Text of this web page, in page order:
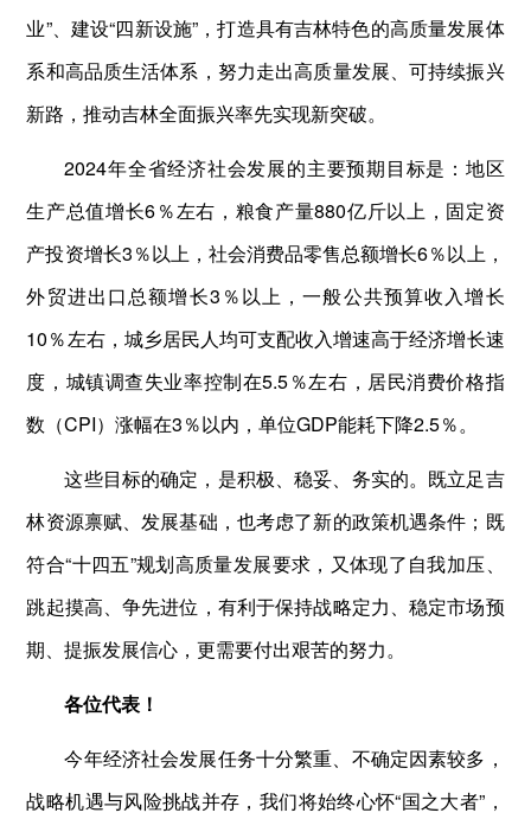
业”、建设“四新设施”，打造具有吉林特色的高质量发展体
系和高品质生活体系，努力走出高质量发展、可持续振兴
新路，推动吉林全面振兴率先实现新突破。
2024年全省经济社会发展的主要预期目标是：地区
生产总值增长6％左右，粮食产量880亿斤以上，固定资
产投资增长3％以上，社会消费品零售总额增长6％以上，
外贸进出口总额增长3％以上，一般公共预算收入增长
10％左右，城乡居民人均可支配收入增速高于经济增长速
度，城镇调查失业率控制在5.5％左右，居民消费价格指
数（CPI）涨幅在3％以内，单位GDP能耗下降2.5％。
这些目标的确定，是积极、稳妥、务实的。既立足吉
林资源禀赋、发展基础，也考虑了新的政策机遇条件；既
符合“十四五”规划高质量发展要求，又体现了自我加压、
跳起摸高、争先进位，有利于保持战略定力、稳定市场预
期、提振发展信心，更需要付出艰苦的努力。
各位代表！
今年经济社会发展任务十分繁重、不确定因素较多，
战略机遇与风险挑战并存，我们将始终心怀“国之大者”，